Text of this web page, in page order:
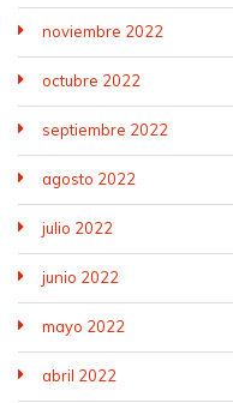
noviembre 2022
octubre 2022
septiembre 2022
agosto 2022
julio 2022
junio 2022
mayo 2022
abril 2022